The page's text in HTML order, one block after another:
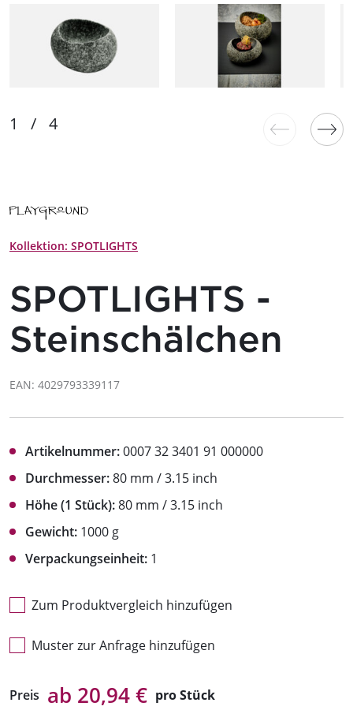
Kollektion: SPOTLIGHTS
SPOTLIGHTS -
Steinschälchen
EAN: 4029793339117
Artikelnummer:0007 32 3401 91 000000
Durchmesser:80 mm / 3.15 inch
Höhe (1 Stück):80 mm / 3.15 inch
Gewicht: 1000 g
Verpackungseinheit: 1
Zum Produktvergleich hinzufügen
Muster zur Anfrage hinzufügen
Preis ab 20,94 € pro Stück